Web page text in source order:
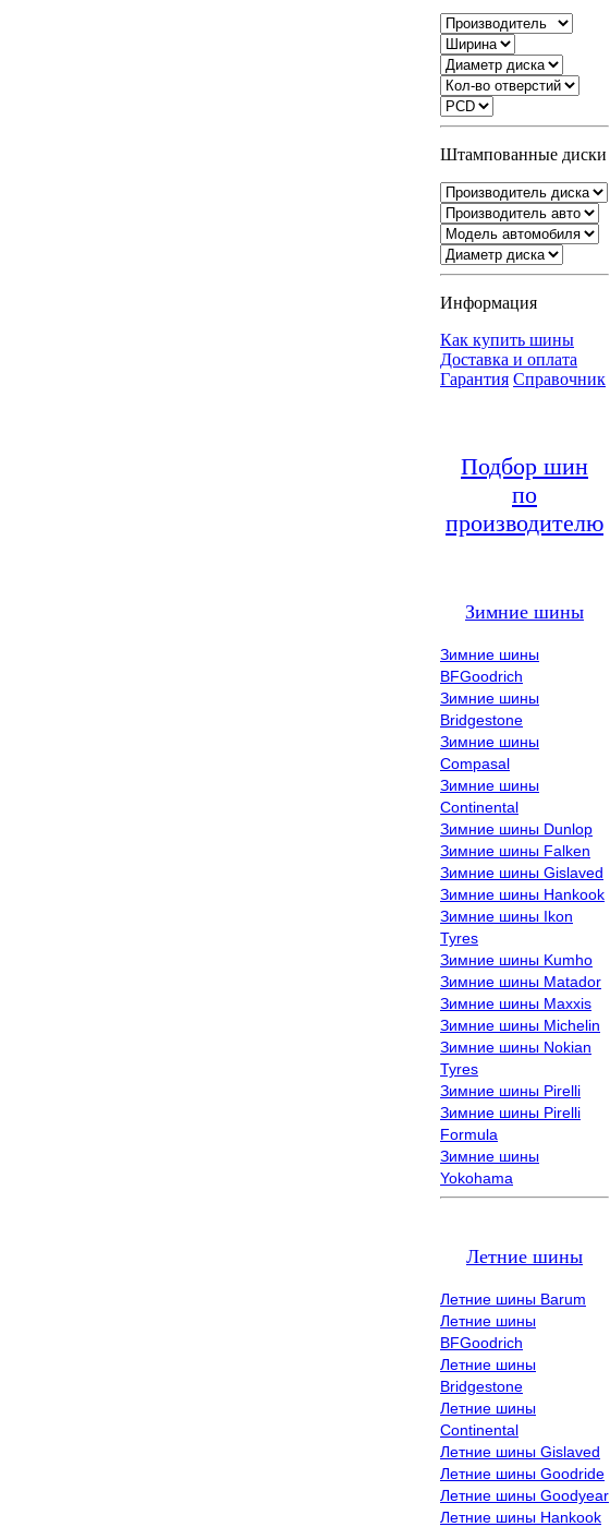
Штампованные диски
Информация
Как купить шины
Доставка и оплата
Гарантия Справочник
Подбор шин
по
производителю
Зимние шины
Зимние шины
BFGoodrich
Зимние шины
Bridgestone
Зимние шины
Compasal
Зимние шины
Continental
Зимние шины Dunlop
Зимние шины Falken
Зимние шины Gislaved
Зимние шины Hankook
Зимние шины Ikon
Tyres
Зимние шины Kumho
Зимние шины Matador
Зимние шины Maxxis
Зимние шины Michelin
Зимние шины Nokian
Tyres
Зимние шины Pirelli
Зимние шины Pirelli
Formula
Зимние шины
Yokohama
Летние шины
Летние шины Barum
Летние шины
BFGoodrich
Летние шины
Bridgestone
Летние шины
Continental
Летние шины Gislaved
Летние шины Goodride
Летние шины Goodyear
Летние шины Hankook